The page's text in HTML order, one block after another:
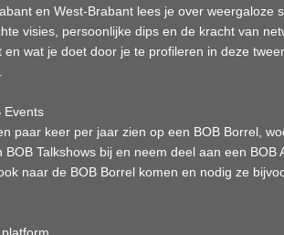
en West-Brabant lees je over weergaloze
visies, persoonlijke dips en de kracht van
en wat je doet door je te profileren in deze
Events
paar keer per jaar zien op een BOB Borrel,
BOB Talkshows bij en neem deel aan een BOB
naar de BOB Borrel komen en nodig ze